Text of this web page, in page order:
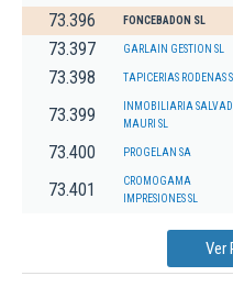
73.396 FONCEBADON SL
73.397 GARLAIN GESTION SL
73.398 TAPICERIAS RODENAS
73.399
INMOBILIARIA
MAURI SL
73.400 PROGELAN SA
73.401
CROMOGAMA
IMPRESIONES SL
Ver